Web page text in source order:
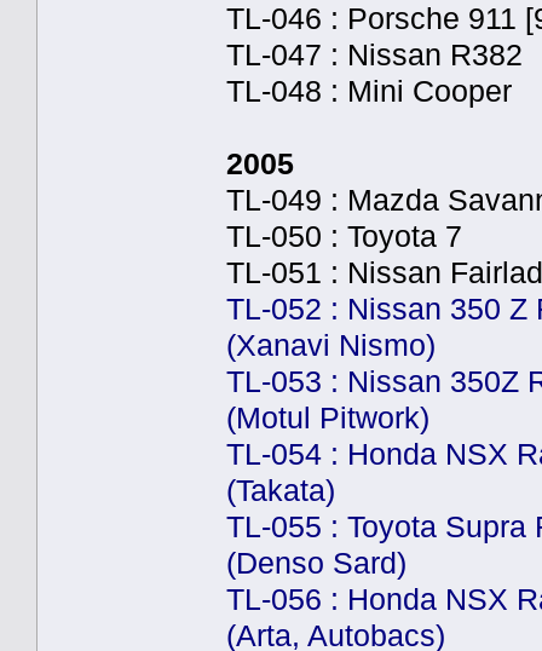
TL-046 : Porsche 911
TL-047 : Nissan R382
TL-048 : Mini Cooper
2005
TL-049 : Mazda
TL-050 : Toyota 7
TL-051 : Nissan
TL-052 : Nissan 350 Z
(Xanavi Nismo)
TL-053 : Nissan 350Z
(Motul Pitwork)
TL-054 : Honda NSX
(Takata)
TL-055 : Toyota Supra
(Denso Sard)
TL-056 : Honda NSX
(Arta, Autobacs)